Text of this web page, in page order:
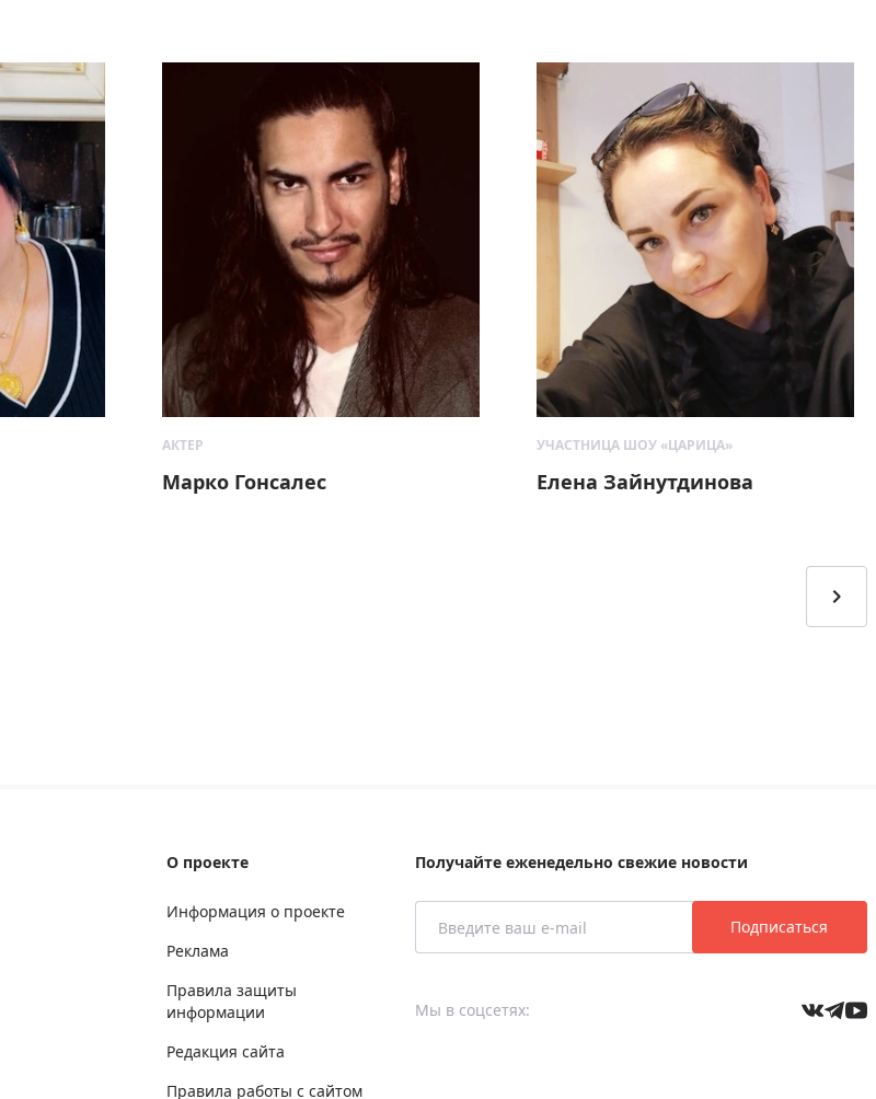
АКТЕР
Марко Гонсалес
УЧАСТНИЦА ШОУ «ЦАРИЦА»
Елена Зайнутдинова
О проекте
Информация о проекте
Реклама
Правила защиты
информации
Редакция сайта
Правила работы с сайтом
Получайте еженедельно свежие новости
Подписаться
Мы в соцсетях: